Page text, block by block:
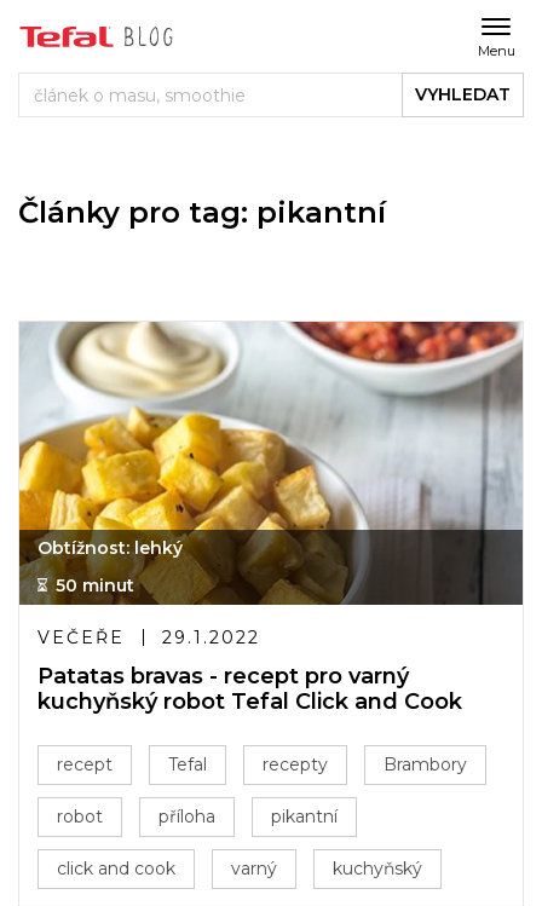
Menu
VYHLEDAT
Články pro tag: pikantní
Obtížnost: lehký
50 minut
VEČEŘE 29.1.2022
Patatas bravas - recept pro varný
kuchyňský robot Tefal Click and Cook
recept Tefal recepty Brambory
robot příloha pikantní
click and cook varný kuchyňský